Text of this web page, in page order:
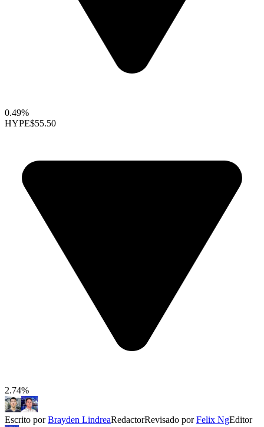
0.49%
HYPE$55.50
2.74%
Escrito porBrayden LindreaRedactorRevisado porFelix NgEditor